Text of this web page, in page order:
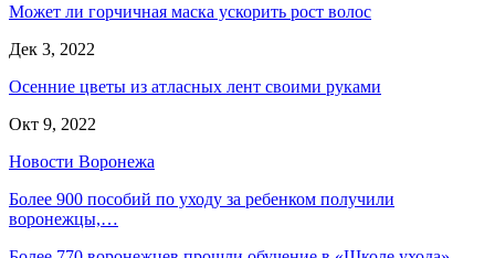
Может ли горчичная маска ускорить рост волос
Дек 3, 2022
Осенние цветы из атласных лент своими руками
Окт 9, 2022
Новости Воронежа
Более 900 пособий по уходу за ребенком получили
воронежцы,…